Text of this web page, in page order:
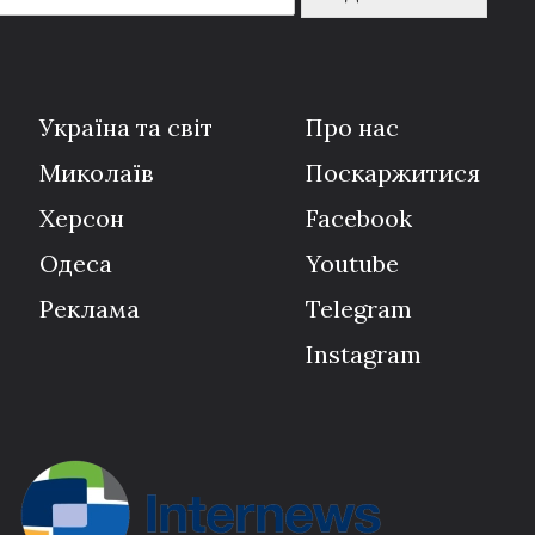
Україна та світ
Миколаїв
Херсон
Одеса
Реклама
Про нас
Поскаржитися
Facebook
Youtube
Telegram
Instagram